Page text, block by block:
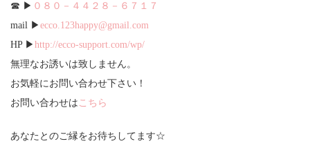
☎ ▶ ０８０－４４２８－６７１７
mail ▶ ecco.123happy@gmail.com
HP ▶ http://ecco-support.com/wp/
無理なお誘いは致しません。
お気軽にお問い合わせ下さい！
お問い合わせは こちら
あなたとのご縁をお待ちしてます☆